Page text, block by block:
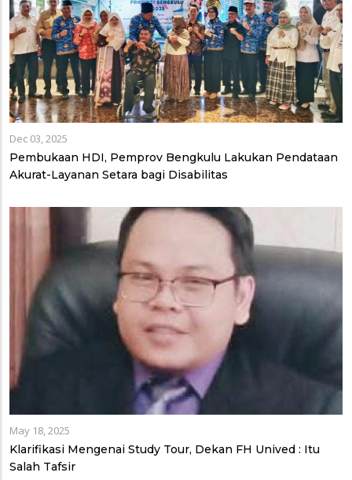
Dec 03, 2025
Pembukaan HDI, Pemprov Bengkulu Lakukan Pendataan
Akurat-Layanan Setara bagi Disabilitas
May 18, 2025
Klarifikasi Mengenai Study Tour, Dekan FH Unived : Itu
Salah Tafsir